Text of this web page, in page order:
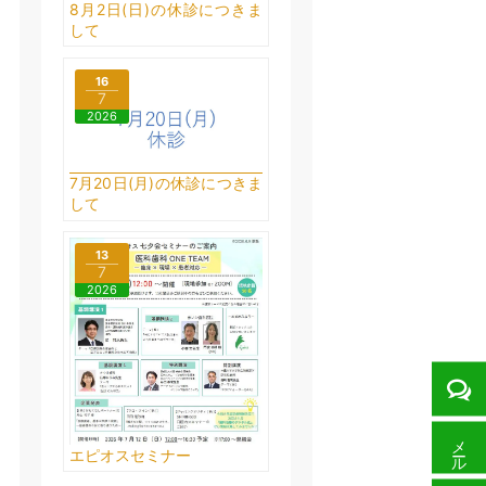
8月2日(日)の休診につきま
して
7月20日(月)の休診につきま
して
16
7
2026
エピオスセミナー
13
7
2026
メール予約